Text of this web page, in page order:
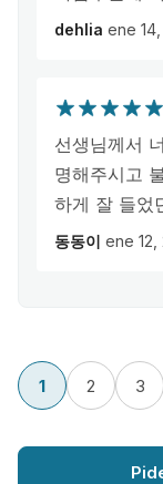
dehlia ene
선생님께서
명해주시고
하게 잘 들었
동동이 ene 12,
1 2 3